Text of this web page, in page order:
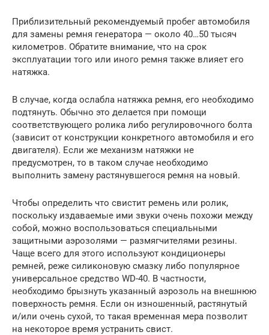
Приблизительный рекомендуемый пробег автомобиля
для замены ремня генератора — около 40…50 тысяч
километров. Обратите внимание, что на срок
эксплуатации того или иного ремня также влияет его
натяжка.
В случае, когда ослабла натяжка ремня, его необходимо
подтянуть. Обычно это делается при помощи
соответствующего ролика либо регулировочного болта
(зависит от конструкции конкретного автомобиля и его
двигателя). Если же механизм натяжки не
предусмотрен, то в таком случае необходимо
выполнить замену растянувшегося ремня на новый.
Чтобы определить что свистит ремень или ролик,
поскольку издаваемые ими звуки очень похожи между
собой, можно воспользоваться специальными
защитными аэрозолями — размягчителями резины.
Чаще всего для этого используют кондиционеры
ремней, реже силиконовую смазку либо популярное
универсальное средство WD-40. В частности,
необходимо брызнуть указанный аэрозоль на внешнюю
поверхность ремня. Если он изношенный, растянутый
и/или очень сухой, то такая временная мера позволит
на некоторое время устранить свист.